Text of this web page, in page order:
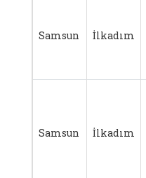
Samsun İlkadım
Samsun İlkadım